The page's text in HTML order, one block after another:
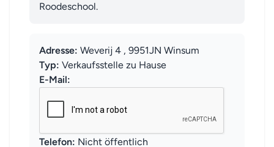
Roodeschool.
Adresse: Weverij 4 , 9951JN Winsum
Typ: Verkaufsstelle zu Hause
E-Mail:
Telefon: Nicht öffentlich